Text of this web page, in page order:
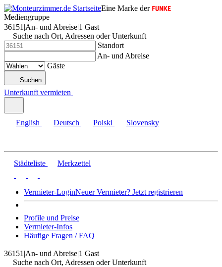
Eine Marke der
Mediengruppe
36151 |An- und Abreise|1 Gast
Suche nach Ort, Adressen oder Unterkunft
Standort
An- und Abreise
Gäste
Suchen
Unterkunft vermieten
English Deutsch Polski Slovensky
Städteliste Merkzettel
Vermieter-LoginNeuer Vermieter? Jetzt registrieren
Profile und Preise
Vermieter-Infos
Häufige Fragen / FAQ
36151 |An- und Abreise|1 Gast
Suche nach Ort, Adressen oder Unterkunft